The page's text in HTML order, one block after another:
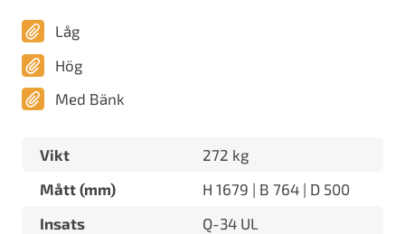
Låg
Hög
Med Bänk
Vikt
272 kg
Mått (mm)
H 1679 | B 764 | D 500
Insats
Q-34 UL